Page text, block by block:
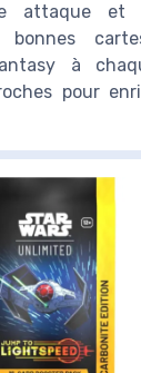
attaque et
bonnes
à
pour